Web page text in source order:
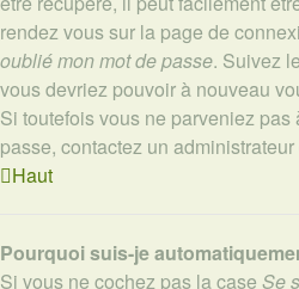
rendez vous sur la page de
oublié mon mot de passe. Suivez
vous devriez pouvoir à nouveau
Si toutefois vous ne parveniez
passe, contactez un administrateur
Haut
Pourquoi suis-je
Si vous ne cochez pas la case Se